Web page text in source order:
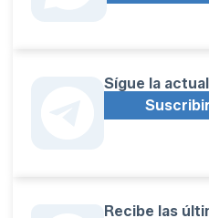
Sígue la
Recibe las